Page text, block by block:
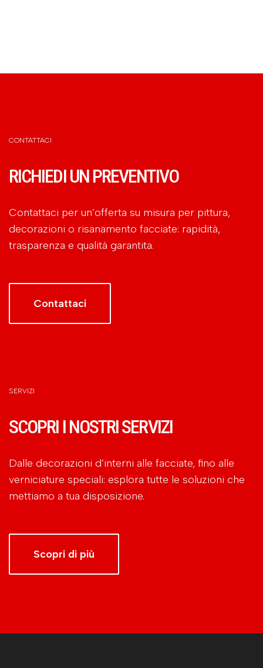
CONTATTACI
RICHIEDI UN PREVENTIVO
Contattaci per un’offerta su misura per pittura,
decorazioni o risanamento facciate: rapidità,
trasparenza e qualità garantita.
Contattaci
SERVIZI
SCOPRI I NOSTRI SERVIZI
Dalle decorazioni d’interni alle facciate, fino alle
verniciature speciali: esplora tutte le soluzioni che
mettiamo a tua disposizione.
Scopri di più